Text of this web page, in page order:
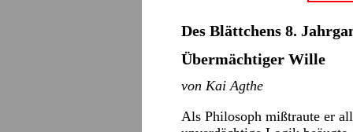
Des Blättchens 8.
Übermächtiger Wille
von Kai Agthe
Als Philosoph mißtraute er